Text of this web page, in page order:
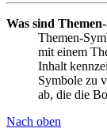
Was sind
Themen-
mit einem
Inhalt
Symbole zu
ab, die die
Nach oben